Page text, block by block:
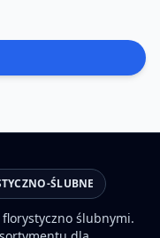
ŚLUBNE
ślubnymi.